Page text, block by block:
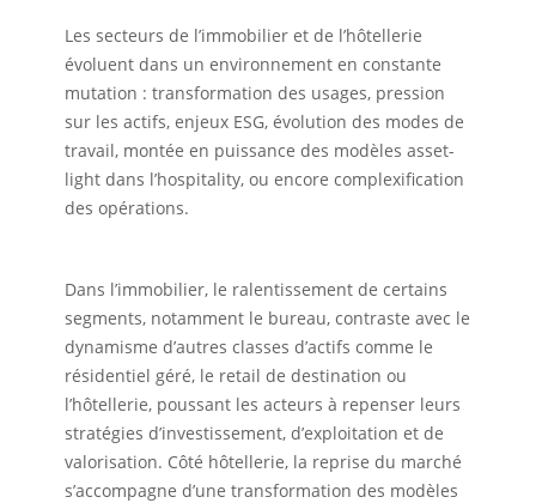
Les secteurs de l’immobilier et de l’hôtellerie
évoluent dans un environnement en constante
mutation : transformation des usages, pression
sur les actifs, enjeux ESG, évolution des modes de
travail, montée en puissance des modèles asset-
light dans l’hospitality, ou encore complexification
des opérations.
Dans l’immobilier, le ralentissement de certains
segments, notamment le bureau, contraste avec le
dynamisme d’autres classes d’actifs comme le
résidentiel géré, le retail de destination ou
l’hôtellerie, poussant les acteurs à repenser leurs
stratégies d’investissement, d’exploitation et de
valorisation. Côté hôtellerie, la reprise du marché
s’accompagne d’une transformation des modèles